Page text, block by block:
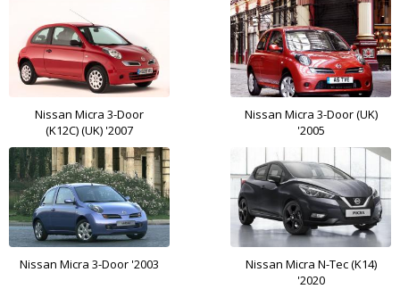
Nissan Micra 3-Door
(K12C) (UK) '2007
Nissan Micra 3-Door (UK)
'2005
Nissan Micra 3-Door '2003
Nissan Micra N-Tec (K14)
'2020